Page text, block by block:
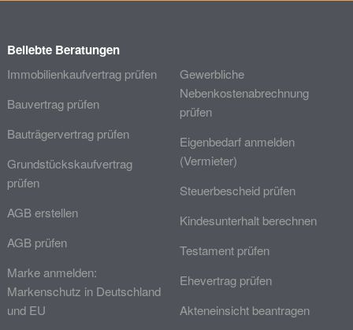
Beliebte Beratungen
Immobilienkaufvertrag prüfen
Bauvertrag prüfen
Bauträgervertrag prüfen
Grundstückskaufvertrag
prüfen
AGB erstellen
AGB prüfen
Marke anmelden:
Markenschutz in Deutschland
und EU
Gewerbliche
Nebenkostenabrechnung
prüfen
Eigenbedarf anmelden
(Vermieter)
Steuerbescheid prüfen
Kindesunterhalt berechnen
Testament prüfen
Ehevertrag prüfen
Akteneinsicht beantragen